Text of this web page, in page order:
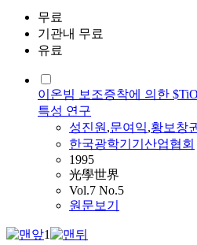
무료
기관내 무료
유료
이온빔 보조증착에 의한
특성 연구
성진원,문여익,황보창
한국광학기기산업협회
1995
光學世界
Vol.7 No.5
원문보기
1